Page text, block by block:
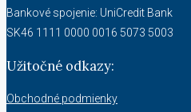
Bankové spojenie: UniCredit Bank
SK46 1111 0000 0016 5073 5003
Užitočné odkazy:
Obchodné podmienky